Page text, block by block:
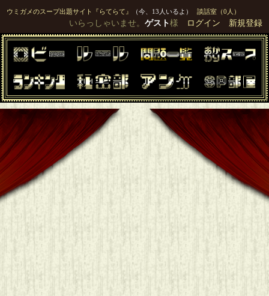
ウミガメのスープ出題サイト『らてらて』 （今、13人いるよ） 談話室（0人）
いらっしゃいませ。 ゲスト様 ログイン 新規登録